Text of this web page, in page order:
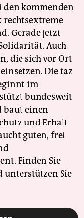
den kommenden
rechtsextreme
Gerade jetzt
Auch
die sich vor Ort
Die taz
im
bundesweit
baut einen
und Erhalt
guten, frei
Finden Sie
unterstützen Sie